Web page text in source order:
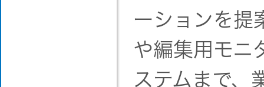
ーションを提
や編集用モニ
ステムまで、